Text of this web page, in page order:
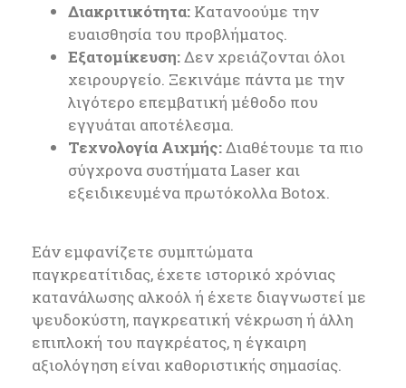
Διακριτικότητα: Κατανοούμε την
ευαισθησία του προβλήματος.
Εξατομίκευση:Δεν χρειάζονται όλοι
χειρουργείο. Ξεκινάμε πάντα με την
λιγότερο επεμβατική μέθοδο που
εγγυάται αποτέλεσμα.
Τεχνολογία Αιχμής:Διαθέτουμε τα πιο
σύγχρονα συστήματα Laser και
εξειδικευμένα πρωτόκολλα Botox.
Εάν εμφανίζετε συμπτώματα
παγκρεατίτιδας, έχετε ιστορικό χρόνιας
κατανάλωσης αλκοόλ ή έχετε διαγνωστεί με
ψευδοκύστη, παγκρεατική νέκρωση ή άλλη
επιπλοκή του παγκρέατος, η έγκαιρη
αξιολόγηση είναι καθοριστικής σημασίας.